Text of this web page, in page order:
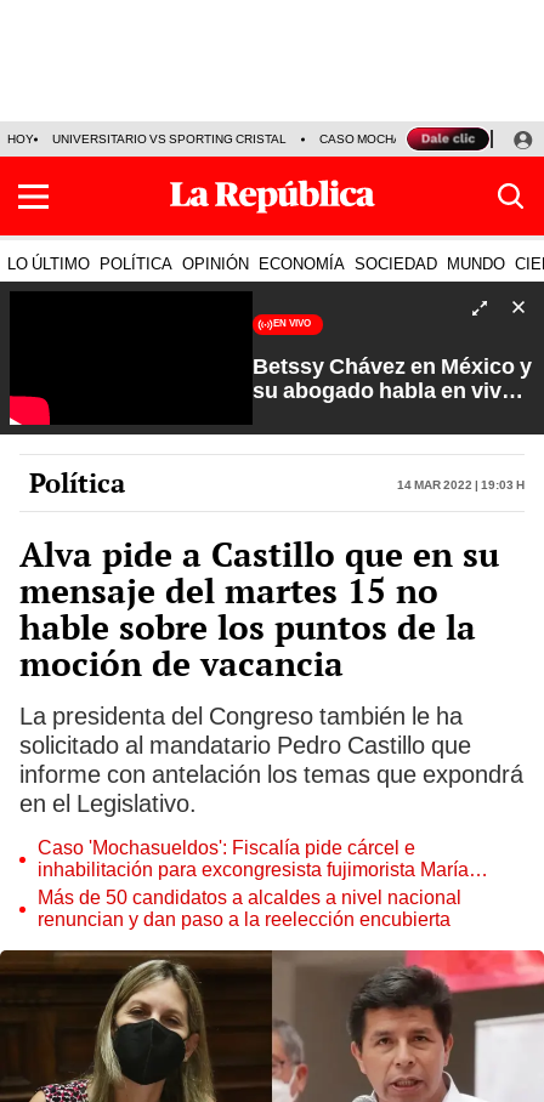
HOY UNIVERSITARIO VS SPORTING CRISTAL CASO MOCHASUELDOS
LO ÚLTIMO POLÍTICA OPINIÓN ECONOMÍA SOCIEDAD MUNDO
EN VIVO
Betssy Chávez en México y
su abogado habla en vivo |
Carlos Cornejo
Política 14 Mar 2022 | 19:03 h
Alva pide a Castillo que en su
mensaje del martes 15 no
hable sobre los puntos de la
moción de vacancia
La presidenta del Congreso también le ha
solicitado al mandatario Pedro Castillo que
informe con antelación los temas que expondrá
en el Legislativo.
Caso 'Mochasueldos': Fiscalía pide cárcel e
inhabilitación para excongresista fujimorista María
Cordero Jon Tay
Más de 50 candidatos a alcaldes a nivel nacional
renuncian y dan paso a la reelección encubierta